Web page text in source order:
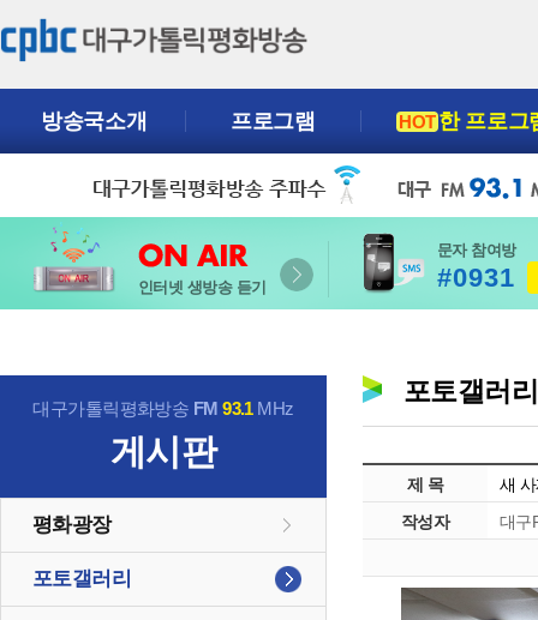
방송국소개 프로그램 HOT한 프로그
인터넷 생방송 듣기
문자 참여방
#0931
대구가톨릭평화방송 FM93.1MHz
게시판
평화광장
포토갤러리
포토갤러리
제 목
새
작성자
대구